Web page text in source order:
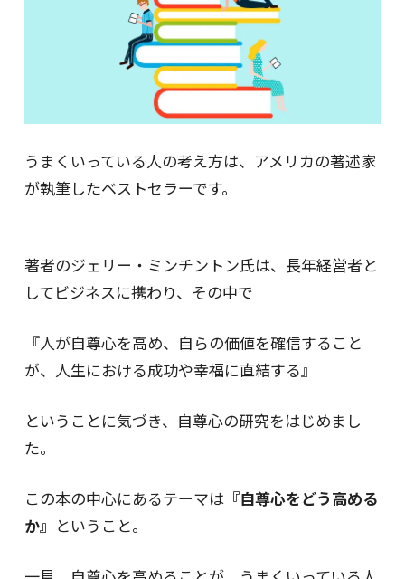
うまくいっている人の考え方は、アメリカの著述家
が執筆したベストセラーです。
著者のジェリー・ミンチントン氏は、長年経営者と
してビジネスに携わり、その中で
『人が自尊心を高め、自らの価値を確信すること
が、人生における成功や幸福に直結する』
ということに気づき、自尊心の研究をはじめまし
た。
この本の中心にあるテーマは『自尊心をどう高める
か』 ということ。